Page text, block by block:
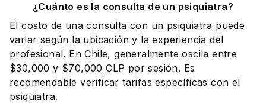
¿Cuánto es la consulta de un psiquiatra?
El costo de una consulta con un psiquiatra puede
variar según la ubicación y la experiencia del
profesional. En Chile, generalmente oscila entre
$30,000 y $70,000 CLP por sesión. Es
recomendable verificar tarifas específicas con el
psiquiatra.